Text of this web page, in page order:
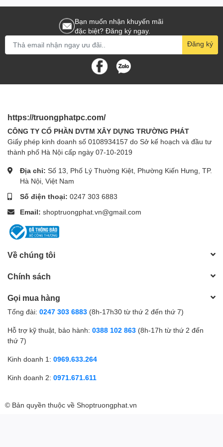
Bạn muốn nhận khuyến mãi
đặc biệt? Đăng ký ngay.
Đăng ký
https://truongphatpc.com/
CÔNG TY CỔ PHẦN DVTM XÂY DỰNG TRƯỜNG PHÁT
Giấy phép kinh doanh số 0108934157 do Sở kế hoạch và đầu tư
thành phố Hà Nội cấp ngày 07-10-2019
Địa chỉ: Số 13, Phố Lý Thường Kiệt, Phường Kiến Hưng, TP.
Hà Nội, Việt Nam
Số điện thoại: 0247 303 6883
Email: shoptruongphat.vn@gmail.com
Về chúng tôi
Chính sách
Gọi mua hàng
Tổng đài: 0247 303 6883 (8h-17h30 từ thứ 2 đến thứ 7)
Hỗ trợ kỹ thuật, bảo hành: 0388 102 863 (8h-17h từ thứ 2 đến
thứ 7)
Kinh doanh 1: 0969.633.264
Kinh doanh 2: 0971.671.611
© Bản quyền thuộc về Shoptruongphat.vn